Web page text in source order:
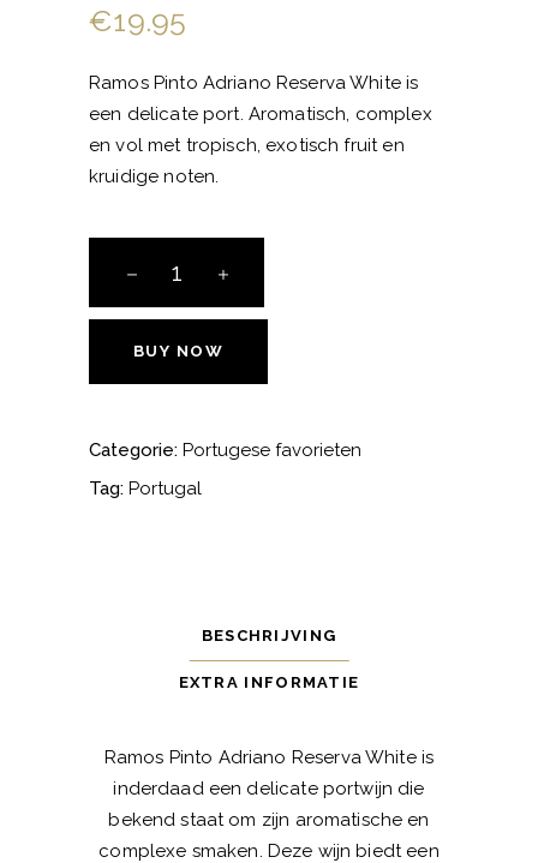
€19.95
Ramos Pinto Adriano Reserva White is
een delicate port. Aromatisch, complex
en vol met tropisch, exotisch fruit en
kruidige noten.
Pinto
Adriano
WhiteBUY NOW
Categorie: Portugese favorieten
Tag: Portugal
BESCHRIJVING
EXTRA INFORMATIE
Ramos Pinto Adriano Reserva White is
inderdaad een delicate portwijn die
bekend staat om zijn aromatische en
complexe smaken. Deze wijn biedt een